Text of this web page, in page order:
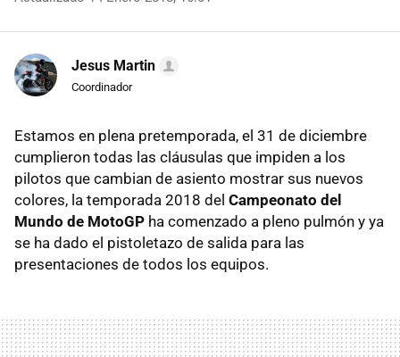
Jesus Martin
Coordinador
Estamos en plena pretemporada, el 31 de diciembre
cumplieron todas las cláusulas que impiden a los
pilotos que cambian de asiento mostrar sus nuevos
colores, la temporada 2018 del Campeonato del
Mundo de MotoGP ha comenzado a pleno pulmón y ya
se ha dado el pistoletazo de salida para las
presentaciones de todos los equipos.